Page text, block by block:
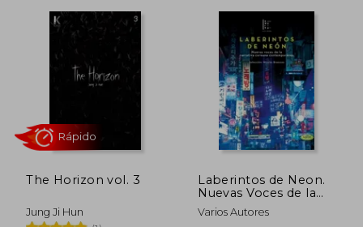
5% 5%
The Horizon vol. 3
Jung Ji Hun
Laberintos de Neon.
Nuevas Voces de la
Narrativa Coreana
Contemporanea
Varios Autores